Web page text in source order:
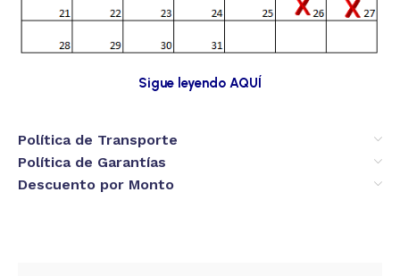
Sigue leyendo AQUÍ
Política de Transporte
Política de Garantías
Descuento por Monto